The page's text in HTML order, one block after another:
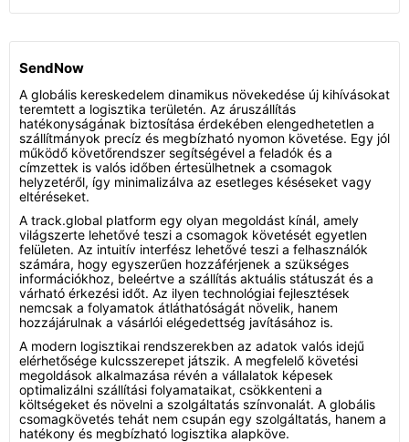
SendNow
A globális kereskedelem dinamikus növekedése új kihívásokat
teremtett a logisztika területén. Az áruszállítás
hatékonyságának biztosítása érdekében elengedhetetlen a
szállítmányok precíz és megbízható nyomon követése. Egy jól
működő követőrendszer segítségével a feladók és a
címzettek is valós időben értesülhetnek a csomagok
helyzetéről, így minimalizálva az esetleges késéseket vagy
eltéréseket.
A track.global platform egy olyan megoldást kínál, amely
világszerte lehetővé teszi a csomagok követését egyetlen
felületen. Az intuitív interfész lehetővé teszi a felhasználók
számára, hogy egyszerűen hozzáférjenek a szükséges
információkhoz, beleértve a szállítás aktuális státuszát és a
várható érkezési időt. Az ilyen technológiai fejlesztések
nemcsak a folyamatok átláthatóságát növelik, hanem
hozzájárulnak a vásárlói elégedettség javításához is.
A modern logisztikai rendszerekben az adatok valós idejű
elérhetősége kulcsszerepet játszik. A megfelelő követési
megoldások alkalmazása révén a vállalatok képesek
optimalizálni szállítási folyamataikat, csökkenteni a
költségeket és növelni a szolgáltatás színvonalát. A globális
csomagkövetés tehát nem csupán egy szolgáltatás, hanem a
hatékony és megbízható logisztika alapköve.